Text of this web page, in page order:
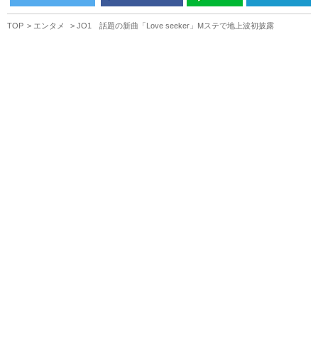
TOP エンタメ JO1 話題の新曲「Love seeker」Mステで地上波初披露